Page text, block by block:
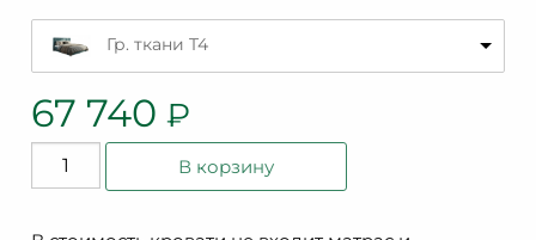
Гр. ткани T4
67 740 ₽
Количество
товара
В корзину